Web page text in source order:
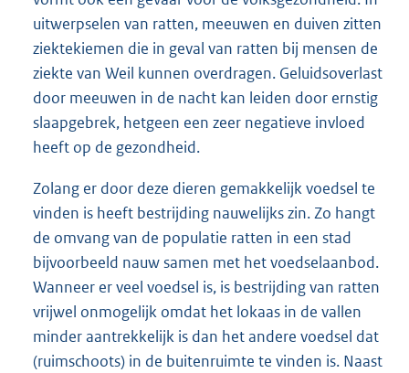
uitwerpselen van ratten, meeuwen en duiven zitten
ziektekiemen die in geval van ratten bij mensen de
ziekte van Weil kunnen overdragen. Geluidsoverlast
door meeuwen in de nacht kan leiden door ernstig
slaapgebrek, hetgeen een zeer negatieve invloed
heeft op de gezondheid.
Zolang er door deze dieren gemakkelijk voedsel te
vinden is heeft bestrijding nauwelijks zin. Zo hangt
de omvang van de populatie ratten in een stad
bijvoorbeeld nauw samen met het voedselaanbod.
Wanneer er veel voedsel is, is bestrijding van ratten
vrijwel onmogelijk omdat het lokaas in de vallen
minder aantrekkelijk is dan het andere voedsel dat
(ruimschoots) in de buitenruimte te vinden is. Naast